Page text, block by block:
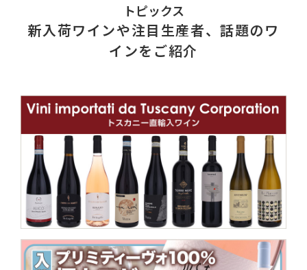
トピックス
新入荷ワインや注目生産者、話題のワ
インをご紹介